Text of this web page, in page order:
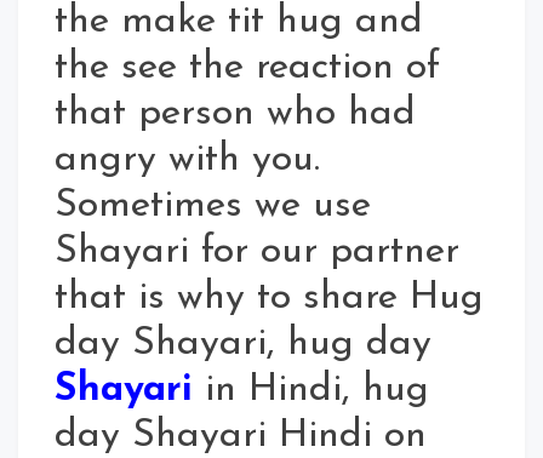
the make tit hug and
the see the reaction of
that person who had
angry with you.
Sometimes we use
Shayari for our partner
that is why to share Hug
day Shayari, hug day
Shayari in Hindi, hug
day Shayari Hindi on